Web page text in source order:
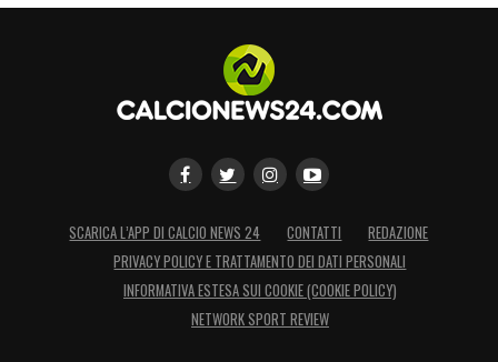
SCARICA L’APP DI CALCIO NEWS 24 CONTATTI
REDAZIONE
PRIVACY POLICY E TRATTAMENTO DEI DATI PERSONALI
INFORMATIVA ESTESA SUI COOKIE (COOKIE POLICY)
NETWORK SPORT REVIEW